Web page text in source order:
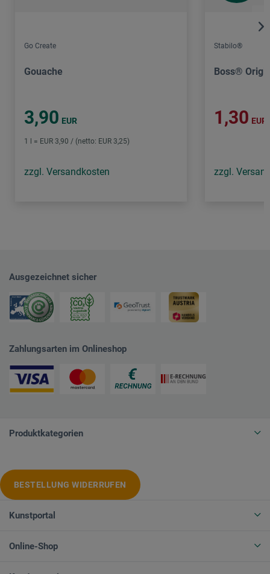
Go Create
Gouache
3,90 EUR
1 l = EUR 3,90 / (netto: EUR 3,25)
zzgl. Versandkosten
Stabilo®
Boss®
1,30 EUR
zzgl.
Ausgezeichnet sicher
Zahlungsarten im Onlineshop
Produktkategorien
BESTELLUNG WIDERRUFEN
Kunstportal
Online-Shop